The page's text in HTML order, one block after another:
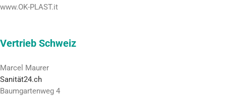
www.OK-PLAST.it
Vertrieb Schweiz
Marcel Maurer
Sanität24.ch
Baumgartenweg 4